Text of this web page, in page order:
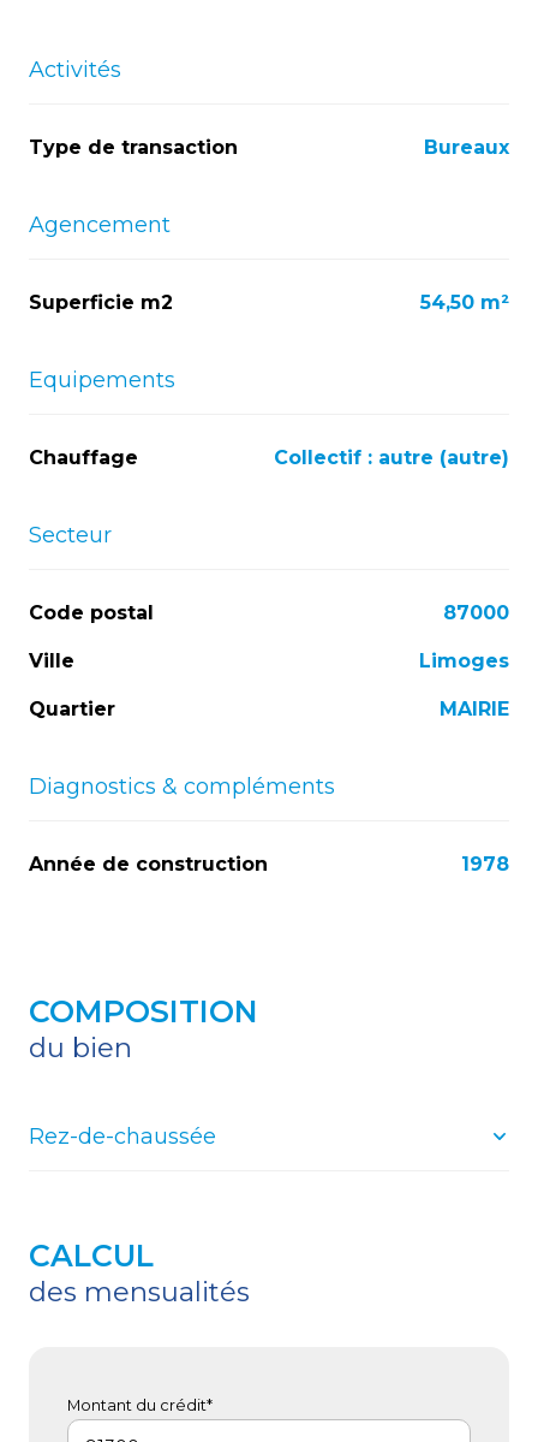
Activités
Type de transaction Bureaux
Agencement
Superficie m2 54,50 m²
Equipements
Chauffage collectif : autre (autre)
Secteur
Code postal 87000
Ville Limoges
Quartier MAIRIE
Diagnostics & compléments
Année de construction 1978
COMPOSITION
du bien
Rez-de-chaussée
bureau
bureau
CALCUL
des mensualités
Montant du crédit*